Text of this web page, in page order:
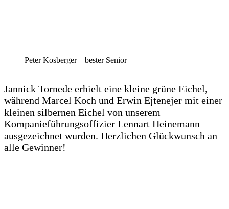
Peter Kosberger – bester Senior
Jannick Tornede erhielt eine kleine grüne Eichel,
während Marcel Koch und Erwin Ejtenejer mit einer
kleinen silbernen Eichel von unserem
Kompanieführungsoffizier Lennart Heinemann
ausgezeichnet wurden. Herzlichen Glückwunsch an
alle Gewinner!